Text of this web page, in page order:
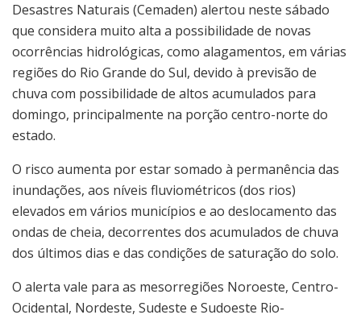
Desastres Naturais (Cemaden) alertou neste sábado
que considera muito alta a possibilidade de novas
ocorrências hidrológicas, como alagamentos, em várias
regiões do Rio Grande do Sul, devido à previsão de
chuva com possibilidade de altos acumulados para
domingo, principalmente na porção centro-norte do
estado.
O risco aumenta por estar somado à permanência das
inundações, aos níveis fluviométricos (dos rios)
elevados em vários municípios e ao deslocamento das
ondas de cheia, decorrentes dos acumulados de chuva
dos últimos dias e das condições de saturação do solo.
O alerta vale para as mesorregiões Noroeste, Centro-
Ocidental, Nordeste, Sudeste e Sudoeste Rio-